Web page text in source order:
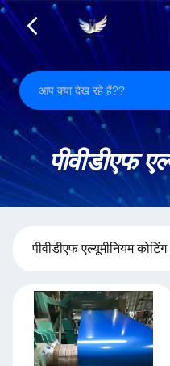
पीवीडीएफ
पीवीडीएफ एल्यूमीनियम कोटिंग